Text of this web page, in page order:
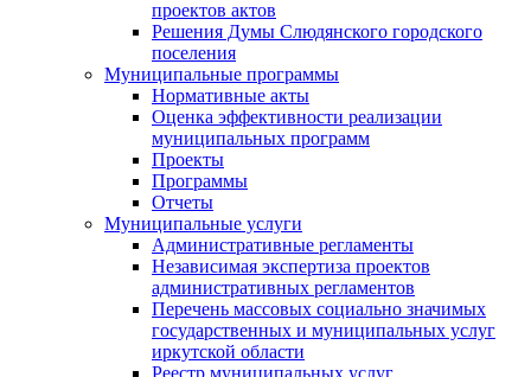
проектов актов
Решения Думы Слюдянского городского
поселения
Муниципальные программы
Нормативные акты
Оценка эффективности реализации
муниципальных программ
Проекты
Программы
Отчеты
Муниципальные услуги
Административные регламенты
Независимая экспертиза проектов
административных регламентов
Перечень массовых социально значимых
государственных и муниципальных услуг
иркутской области